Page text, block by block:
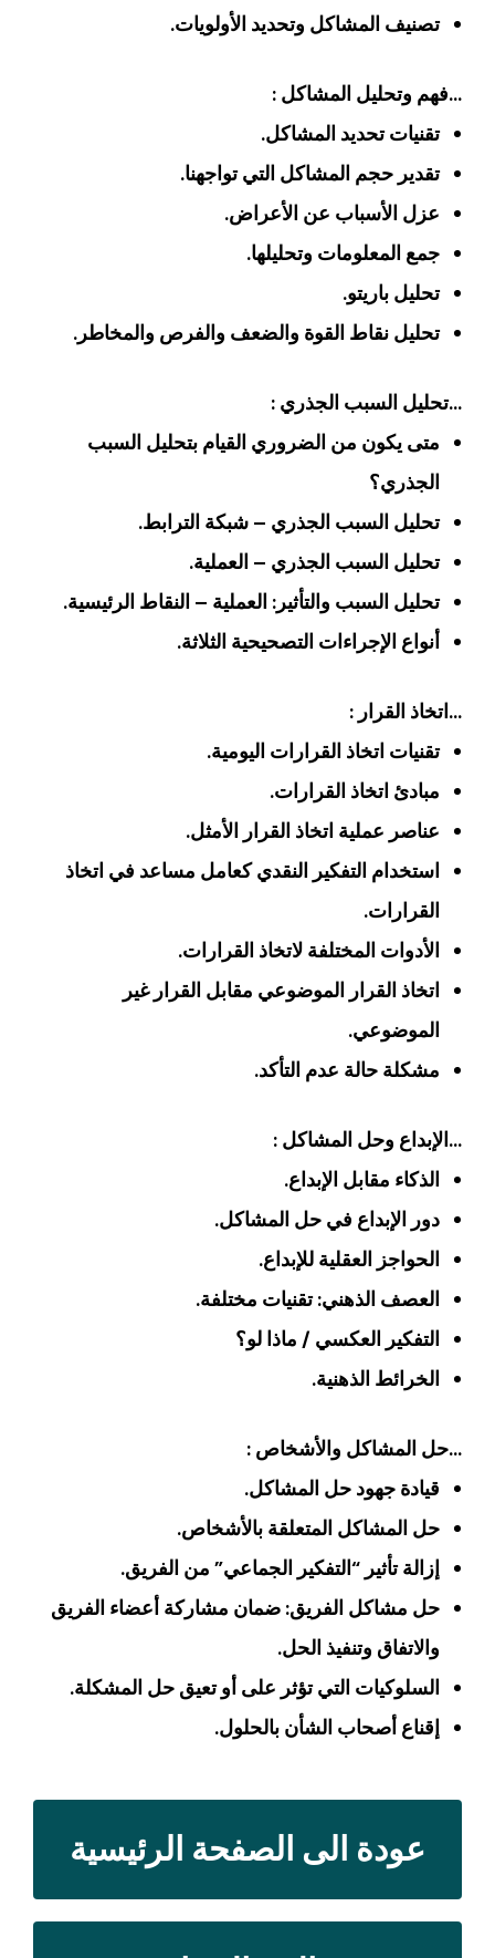
تصنيف المشاكل وتحديد الأولويات.
…فهم وتحليل المشاكل :
تقنيات تحديد المشاكل.
تقدير حجم المشاكل التي تواجهنا.
عزل الأسباب عن الأعراض.
جمع المعلومات وتحليلها.
تحليل باريتو.
تحليل نقاط القوة والضعف والفرص والمخاطر.
…تحليل السبب الجذري :
متى يكون من الضروري القيام بتحليل السبب
الجذري؟
تحليل السبب الجذري – شبكة الترابط.
تحليل السبب الجذري – العملية.
تحليل السبب والتأثير: العملية – النقاط الرئيسية.
أنواع الإجراءات التصحيحية الثلاثة.
…اتخاذ القرار :
تقنيات اتخاذ القرارات اليومية.
مبادئ اتخاذ القرارات.
عناصر عملية اتخاذ القرار الأمثل.
استخدام التفكير النقدي كعامل مساعد في اتخاذ
القرارات.
الأدوات المختلفة لاتخاذ القرارات.
اتخاذ القرار الموضوعي مقابل القرار غير
الموضوعي.
مشكلة حالة عدم التأكد.
…الإبداع وحل المشاكل :
الذكاء مقابل الإبداع.
دور الإبداع في حل المشاكل.
الحواجز العقلية للإبداع.
العصف الذهني: تقنيات مختلفة.
التفكير العكسي / ماذا لو؟
الخرائط الذهنية.
…حل المشاكل والأشخاص :
قيادة جهود حل المشاكل.
حل المشاكل المتعلقة بالأشخاص.
إزالة تأثير “التفكير الجماعي” من الفريق.
حل مشاكل الفريق: ضمان مشاركة أعضاء الفريق
والاتفاق وتنفيذ الحل.
السلوكيات التي تؤثر على أو تعيق حل المشكلة.
إقناع أصحاب الشأن بالحلول.
عودة الى الصفحة الرئيسية